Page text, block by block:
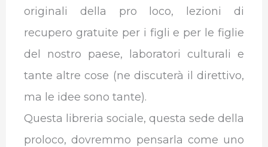
originali della pro loco, lezioni di
recupero gratuite per i figli e per le figlie
del nostro paese, laboratori culturali e
tante altre cose (ne discuterà il direttivo,
ma le idee sono tante).
Questa libreria sociale, questa sede della
proloco, dovremmo pensarla come uno